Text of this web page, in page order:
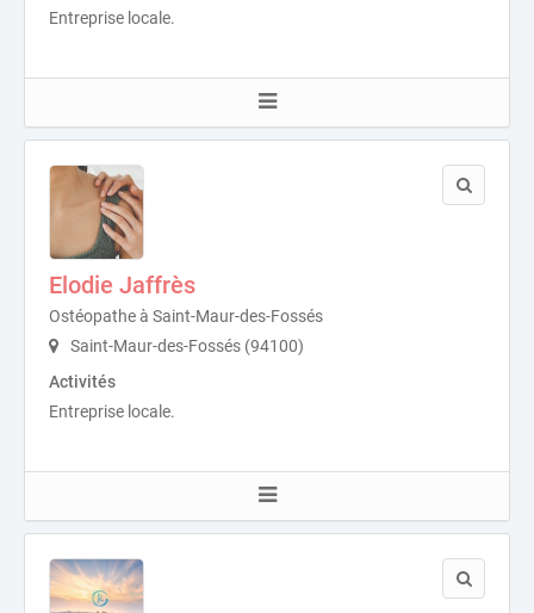
Entreprise locale.
Elodie Jaffrès
Ostéopathe à Saint-Maur-des-Fossés
Saint-Maur-des-Fossés (94100)
Activités
Entreprise locale.